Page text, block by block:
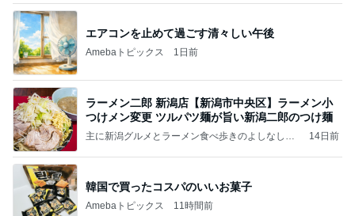
エアコンを止めて過ごす清々しい午後
Amebaトピックス 1日前
ラーメン二郎 新潟店【新潟市中央区】ラーメン小
つけメン変更 ツルパツ麺が旨い新潟二郎のつけ麺
主に新潟グルメとラーメン食べ歩きのよしなしご
14日前
韓国で買ったコスパのいいお菓子
Amebaトピックス 11時間前